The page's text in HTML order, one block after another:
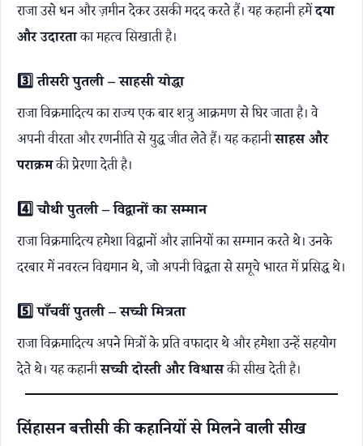
राजा उसे धन और ज़मीन देकर उसकी मदद करते हैं। यह कहानी हमेंदया
और उदारताका महत्व सिखाती है।
3️⃣ तीसरी पुतली – साहसी योद्धा
राजा विक्रमादित्य का राज्य एक बार शत्रु आक्रमण से घिर जाता है। वे
अपनी वीरता और रणनीति से युद्ध जीत लेते हैं। यह कहानीसाहस और
पराक्रमकी प्रेरणा देती है।
4️⃣ चौथी पुतली – विद्वानों का सम्मान
राजा विक्रमादित्य हमेशा विद्वानों और ज्ञानियों का सम्मान करते थे। उनके
दरबार में नवरत्न विद्यमान थे, जो अपनी विद्वता से समूचे भारत में प्रसिद्ध थे।
5️⃣ पाँचवीं पुतली – सच्ची मित्रता
राजा विक्रमादित्य अपने मित्रों के प्रति वफादार थे और हमेशा उन्हें सहयोग
देते थे। यह कहानीसच्ची दोस्ती और विश्वासकी सीख देती है।
सिंहासन बत्तीसी की कहानियों से मिलने वाली सीख